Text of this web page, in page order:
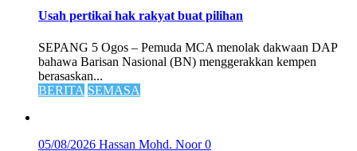
Usah pertikai hak rakyat buat pilihan
SEPANG 5 Ogos – Pemuda MCA menolak dakwaan DAP
bahawa Barisan Nasional (BN) menggerakkan kempen
berasaskan...
BERITA SEMASA
05/08/2026 Hassan Mohd. Noor0